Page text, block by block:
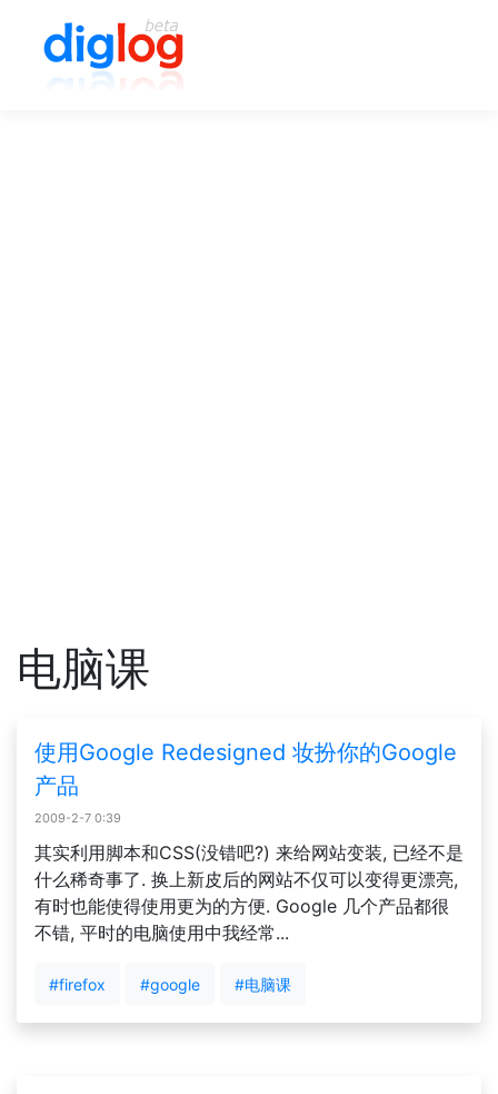
电脑课
使用Google Redesigned 妆扮你的Google
产品
2009-2-7 0:39
其实利用脚本和CSS(没错吧?) 来给网站变装, 已经不是
什么稀奇事了. 换上新皮后的网站不仅可以变得更漂亮,
有时也能使得使用更为的方便. Google 几个产品都很
不错, 平时的电脑使用中我经常...
#firefox #google #电脑课